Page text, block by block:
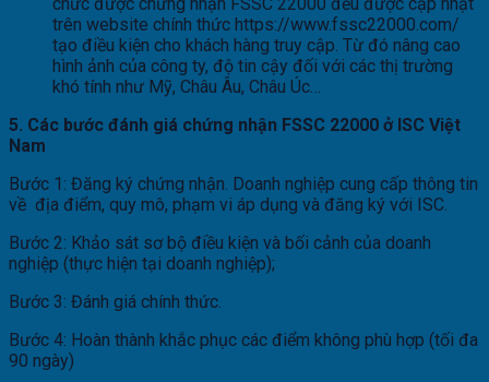
trên website chính thức https://www.fssc22000.com/
tạo điều kiện cho khách hàng truy cập. Từ đó nâng cao
hình ảnh của công ty, độ tin cậy đối với các thị trường
khó tính như Mỹ, Châu Âu, Châu Úc…
5. Các bước đánh giá chứng nhận FSSC 22000 ở ISC Việt
Nam
Bước 1: Đăng ký chứng nhận. Doanh nghiệp cung cấp thông tin
về địa điểm, quy mô, phạm vi áp dụng và đăng ký với ISC.
Bước 2: Khảo sát sơ bộ điều kiện và bối cảnh của doanh
nghiệp (thực hiện tại doanh nghiệp);
Bước 3: Đánh giá chính thức.
Bước 4: Hoàn thành khắc phục các điểm không phù hợp (tối đa
90 ngày)